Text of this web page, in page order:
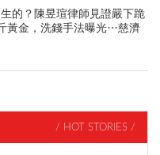
的？陳昱瑄律師見證嚴下跪
黃金，洗錢手法曝光…慈濟
/ HOT STORIES /